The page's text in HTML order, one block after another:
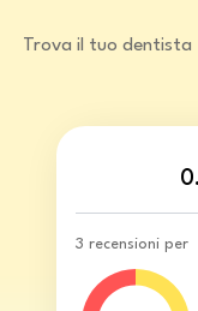
Trova il tuo dentista
3 recensioni per